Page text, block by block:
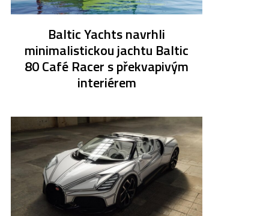
Baltic Yachts navrhli
minimalistickou jachtu Baltic
80 Café Racer s překvapivým
interiérem